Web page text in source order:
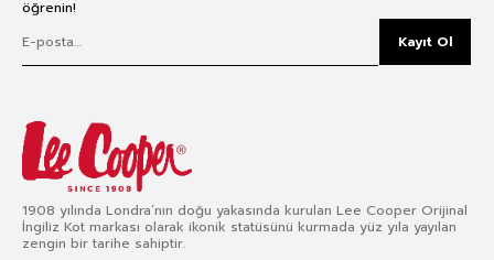
öğrenin!
Kayıt Ol
1908 yılında Londra’nın doğu yakasında kurulan Lee Cooper Orijinal
İngiliz Kot markası olarak ikonik statüsünü kurmada yüz yıla yayılan
zengin bir tarihe sahiptir.